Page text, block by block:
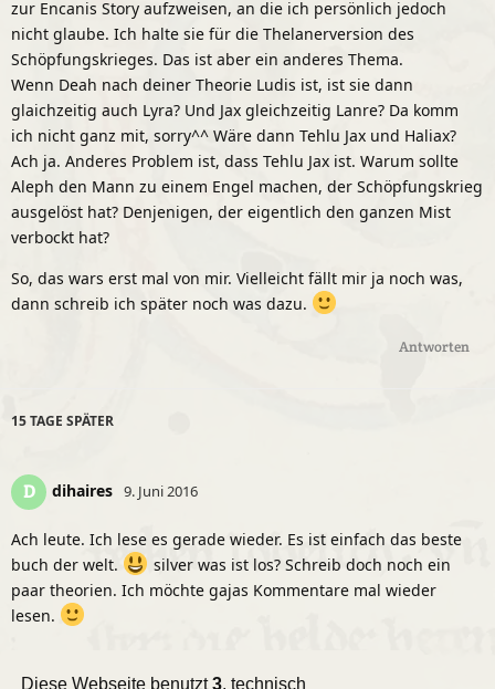
Diese Webseite benutzt3, technisch
zur Encanis Story aufzweisen, an die ich persönlich jedoch
nicht glaube. Ich halte sie für die Thelanerversion des
Schöpfungskrieges. Das ist aber ein anderes Thema.
Wenn Deah nach deiner Theorie Ludis ist, ist sie dann
glaichzeitig auch Lyra? Und Jax gleichzeitig Lanre? Da komm
ich nicht ganz mit, sorry^^ Wäre dann Tehlu Jax und Haliax?
Ach ja. Anderes Problem ist, dass Tehlu Jax ist. Warum sollte
Aleph den Mann zu einem Engel machen, der Schöpfungskrieg
ausgelöst hat? Denjenigen, der eigentlich den ganzen Mist
verbockt hat?
So, das wars erst mal von mir. Vielleicht fällt mir ja noch was,
dann schreib ich später noch was dazu.
Antworten
15 TAGE SPÄTER
D dihaires 9. Juni 2016
Ach leute. Ich lese es gerade wieder. Es ist einfach das beste
buch der welt.
silver was ist los? Schreib doch noch ein
paar theorien. Ich möchte gajas Kommentare mal wieder
lesen.